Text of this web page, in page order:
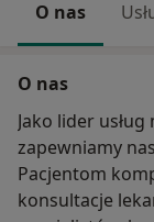
O nas
O nas
Jako lider
zapewniamy
Pacjentom
konsultacje